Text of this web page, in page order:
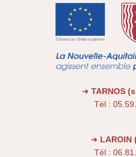
➜ TARNOS
Tél :
➜ LAROIN
Tél :